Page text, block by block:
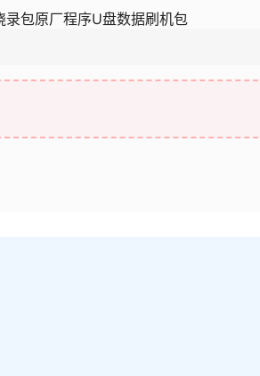
包原厂程序U盘数据刷机包